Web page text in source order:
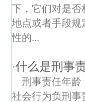
下，它们对是否
地点或者手段规
性的...
·什么是刑事
刑事责任年龄
社会行为负刑